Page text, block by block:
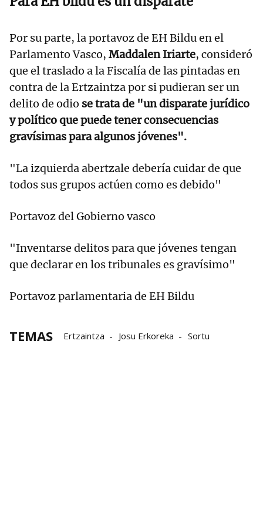
Por su parte, la portavoz de EH Bildu en el
Parlamento Vasco, Maddalen Iriarte, consideró
que el traslado a la Fiscalía de las pintadas en
contra de la Ertzaintza por si pudieran ser un
delito de odio se trata de "un disparate jurídico
y político que puede tener consecuencias
gravísimas para algunos jóvenes".
"La izquierda abertzale debería cuidar de que
todos sus grupos actúen como es debido"
Portavoz del Gobierno vasco
"Inventarse delitos para que jóvenes tengan
que declarar en los tribunales es gravísimo"
Portavoz parlamentaria de EH Bildu
TEMAS Ertzaintza Josu Erkoreka Sortu